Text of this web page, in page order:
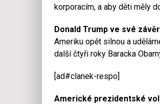
korporacím, a aby děti měly
Donald Trump ve své
Ameriku opět silnou a
další čtyři roky Baracka
[ad#clanek-respo]
Americké prezidentské